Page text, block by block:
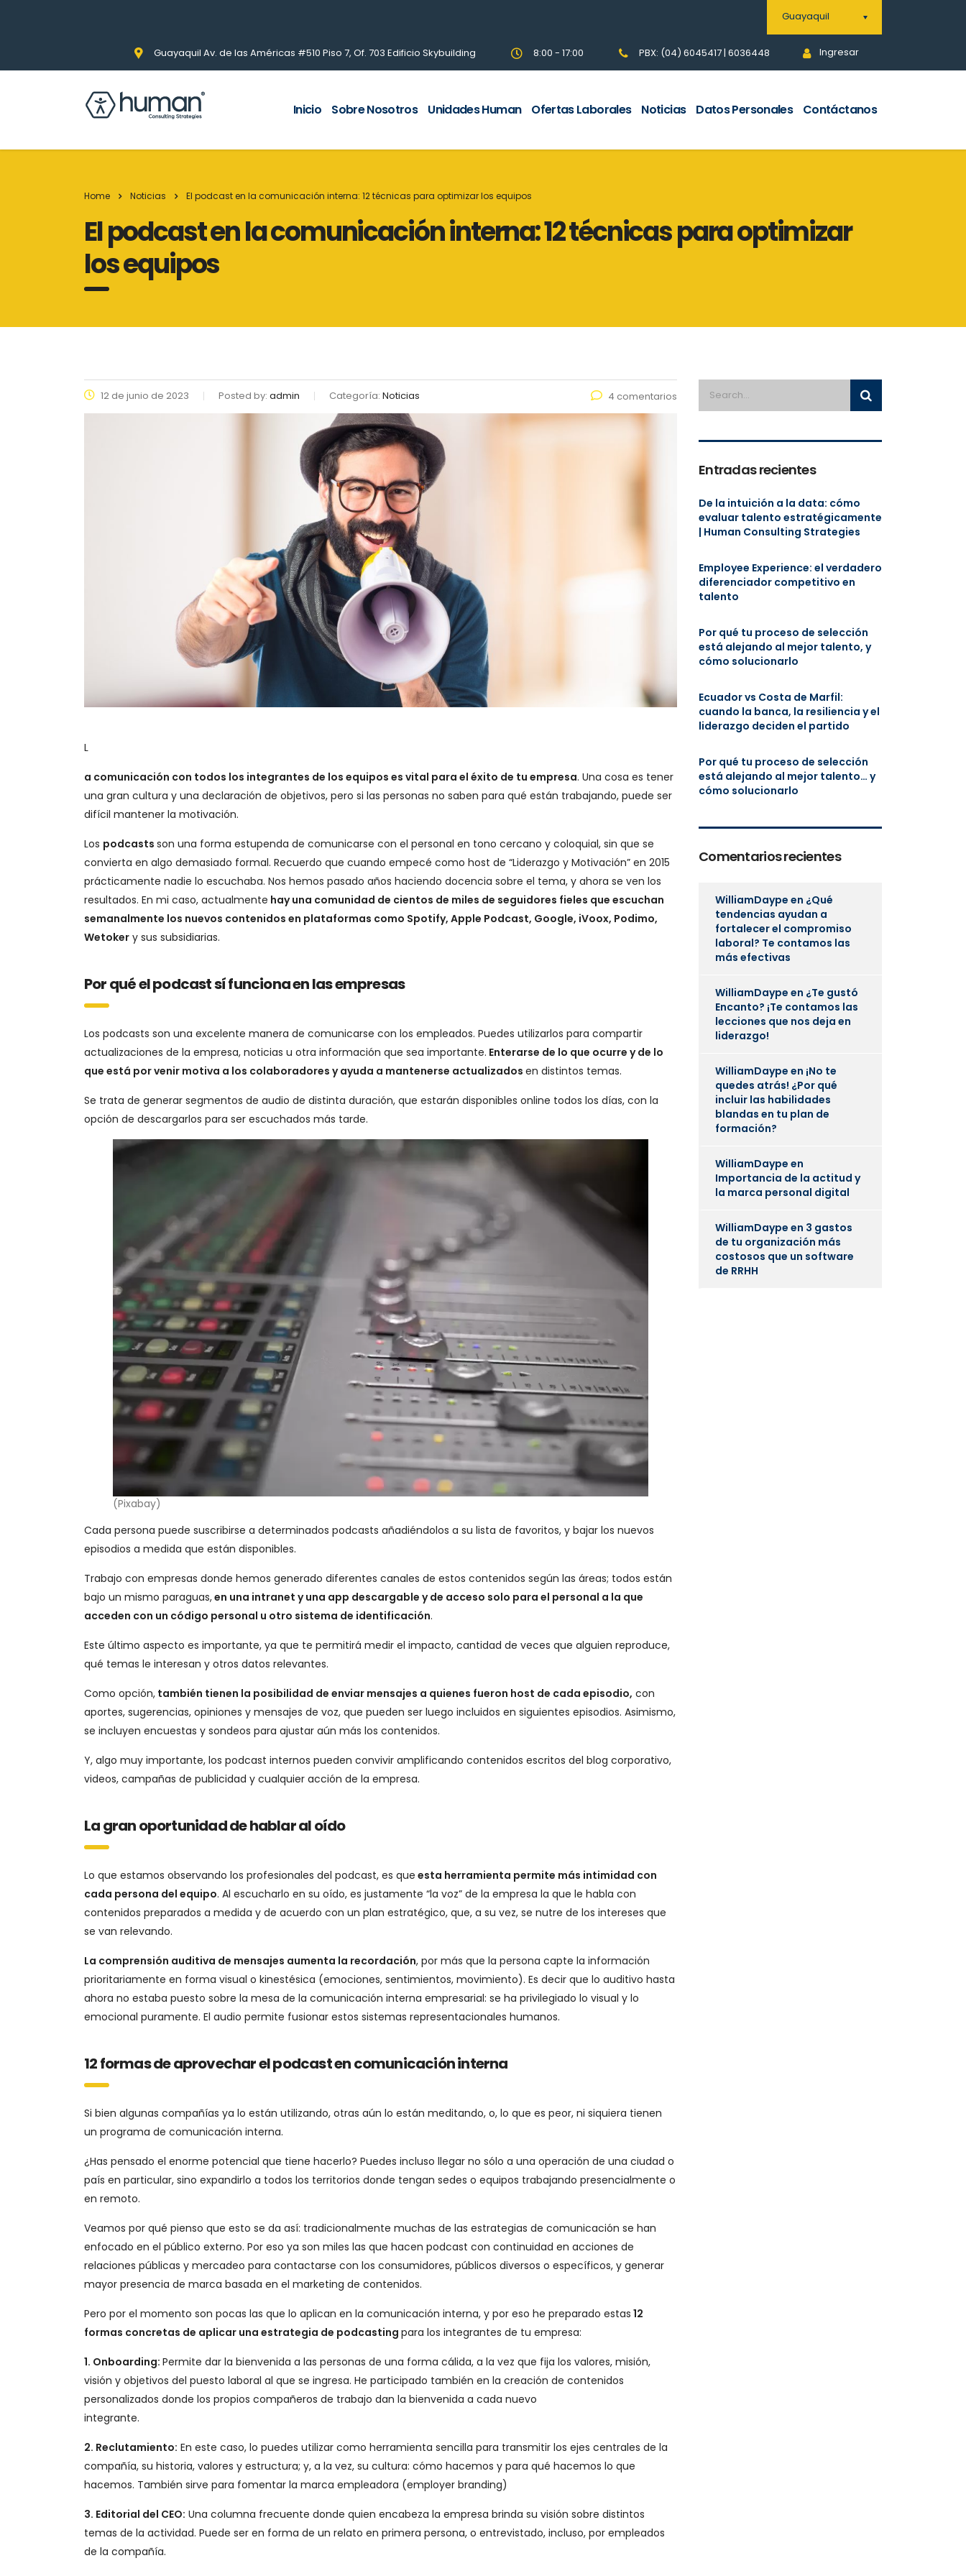
Guayaquil
Guayaquil Av. de las Américas #510 Piso 7, Of. 703 Edificio Skybuilding 8:00 - 17:00 PBX: (04) 6045417 | 6036448 Ingresar
Inicio Sobre Nosotros Unidades Human Ofertas Laborales Noticias Datos Personales Contáctanos
Home Noticias El podcast en la comunicación interna: 12 técnicas para optimizar los equipos
El podcast en la comunicación interna: 12 técnicas para optimizar
los equipos
12 de junio de 2023 Posted by: admin Categoría: Noticias 4 comentarios
L
a comunicación con todos los integrantes de los equipos es vital para el éxito de tu empresa. Una cosa es tener
una gran cultura y una declaración de objetivos, pero si las personas no saben para qué están trabajando, puede ser
difícil mantener la motivación.
Los podcasts son una forma estupenda de comunicarse con el personal en tono cercano y coloquial, sin que se
convierta en algo demasiado formal. Recuerdo que cuando empecé como host de “Liderazgo y Motivación” en 2015
prácticamente nadie lo escuchaba. Nos hemos pasado años haciendo docencia sobre el tema, y ahora se ven los
resultados. En mi caso, actualmente hay una comunidad de cientos de miles de seguidores fieles que escuchan
semanalmente los nuevos contenidos en plataformas como Spotify, Apple Podcast, Google, iVoox, Podimo,
Wetoker y sus subsidiarias.
Por qué el podcast sí funciona en las empresas
Los podcasts son una excelente manera de comunicarse con los empleados. Puedes utilizarlos para compartir
actualizaciones de la empresa, noticias u otra información que sea importante. Enterarse de lo que ocurre y de lo
que está por venir motiva a los colaboradores y ayuda a mantenerse actualizados en distintos temas.
Se trata de generar segmentos de audio de distinta duración, que estarán disponibles online todos los días, con la
opción de descargarlos para ser escuchados más tarde.
(Pixabay)
Cada persona puede suscribirse a determinados podcasts añadiéndolos a su lista de favoritos, y bajar los nuevos
episodios a medida que están disponibles.
Trabajo con empresas donde hemos generado diferentes canales de estos contenidos según las áreas; todos están
bajo un mismo paraguas,en una intranet y una app descargable y de acceso solo para el personal a la que
acceden con un código personal u otro sistema de identificación.
Este último aspecto es importante, ya que te permitirá medir el impacto, cantidad de veces que alguien reproduce,
qué temas le interesan y otros datos relevantes.
Como opción, también tienen la posibilidad de enviar mensajes a quienes fueron host de cada episodio, con
aportes, sugerencias, opiniones y mensajes de voz, que pueden ser luego incluidos en siguientes episodios. Asimismo,
se incluyen encuestas y sondeos para ajustar aún más los contenidos.
Y, algo muy importante, los podcast internos pueden convivir amplificando contenidos escritos del blog corporativo,
videos, campañas de publicidad y cualquier acción de la empresa.
La gran oportunidad de hablar al oído
Lo que estamos observando los profesionales del podcast, es que esta herramienta permite más intimidad con
cada persona del equipo. Al escucharlo en su oído, es justamente “la voz” de la empresa la que le habla con
contenidos preparados a medida y de acuerdo con un plan estratégico, que, a su vez, se nutre de los intereses que
se van relevando.
La comprensión auditiva de mensajes aumenta la recordación, por más que la persona capte la información
prioritariamente en forma visual o kinestésica (emociones, sentimientos, movimiento). Es decir que lo auditivo hasta
ahora no estaba puesto sobre la mesa de la comunicación interna empresarial: se ha privilegiado lo visual y lo
emocional puramente. El audio permite fusionar estos sistemas representacionales humanos.
12 formas de aprovechar el podcast en comunicación interna
Si bien algunas compañías ya lo están utilizando, otras aún lo están meditando, o, lo que es peor, ni siquiera tienen
un programa de comunicación interna.
¿Has pensado el enorme potencial que tiene hacerlo? Puedes incluso llegar no sólo a una operación de una ciudad o
país en particular, sino expandirlo a todos los territorios donde tengan sedes o equipos trabajando presencialmente o
en remoto.
Veamos por qué pienso que esto se da así: tradicionalmente muchas de las estrategias de comunicación se han
enfocado en el público externo. Por eso ya son miles las que hacen podcast con continuidad en acciones de
relaciones públicas y mercadeo para contactarse con los consumidores, públicos diversos o específicos, y generar
mayor presencia de marca basada en el marketing de contenidos.
Pero por el momento son pocas las que lo aplican en la comunicación interna, y por eso he preparado estas 12
formas concretas de aplicar una estrategia de podcasting para los integrantes de tu empresa:
1. Onboarding: Permite dar la bienvenida a las personas de una forma cálida, a la vez que fija los valores, misión,
visión y objetivos del puesto laboral al que se ingresa. He participado también en la creación de contenidos
personalizados donde los propios compañeros de trabajo dan la bienvenida a cada nuevo
integrante.
2. Reclutamiento: En este caso, lo puedes utilizar como herramienta sencilla para transmitir los ejes centrales de la
compañía, su historia, valores y estructura; y, a la vez, su cultura: cómo hacemos y para qué hacemos lo que
hacemos. También sirve para fomentar la marca empleadora (employer branding)
3. Editorial del CEO: Una columna frecuente donde quien encabeza la empresa brinda su visión sobre distintos
temas de la actividad. Puede ser en forma de un relato en primera persona, o entrevistado, incluso, por empleados
de la compañía.
Entradas recientes
De la intuición a la data: cómo
evaluar talento estratégicamente
| Human Consulting Strategies
Employee Experience: el verdadero
diferenciador competitivo en
talento
Por qué tu proceso de selección
está alejando al mejor talento, y
cómo solucionarlo
Ecuador vs Costa de Marfil:
cuando la banca, la resiliencia y el
liderazgo deciden el partido
Por qué tu proceso de selección
está alejando al mejor talento… y
cómo solucionarlo
Comentarios recientes
WilliamDaype en ¿Qué
tendencias ayudan a
fortalecer el compromiso
laboral? Te contamos las
más efectivas
WilliamDaype en ¿Te gustó
Encanto? ¡Te contamos las
lecciones que nos deja en
liderazgo!
WilliamDaype en ¡No te
quedes atrás! ¿Por qué
incluir las habilidades
blandas en tu plan de
formación?
WilliamDaype en
Importancia de la actitud y
la marca personal digital
WilliamDaype en 3 gastos
de tu organización más
costosos que un software
de RRHH